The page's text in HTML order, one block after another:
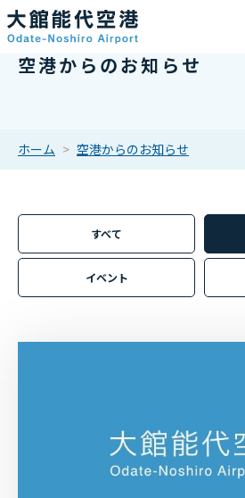
空港からのお知らせ
ホーム 空港からのお知らせ
すべて
イベント